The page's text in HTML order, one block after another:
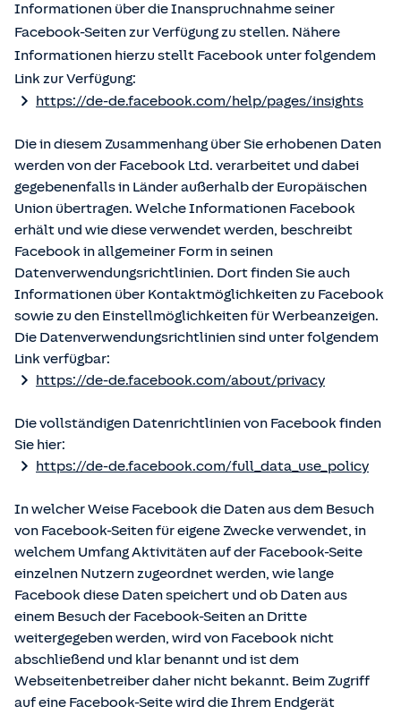
Informationen über die Inanspruchnahme seiner
Facebook-Seiten zur Verfügung zu stellen. Nähere
Informationen hierzu stellt Facebook unter folgendem
Link zur Verfügung:
https://de-de.facebook.com/help/pages/insights
Die in diesem Zusammenhang über Sie erhobenen Daten
werden von der Facebook Ltd. verarbeitet und dabei
gegebenenfalls in Länder außerhalb der Europäischen
Union übertragen. Welche Informationen Facebook
erhält und wie diese verwendet werden, beschreibt
Facebook in allgemeiner Form in seinen
Datenverwendungsrichtlinien. Dort finden Sie auch
Informationen über Kontaktmöglichkeiten zu Facebook
sowie zu den Einstellmöglichkeiten für Werbeanzeigen.
Die Datenverwendungsrichtlinien sind unter folgendem
Link verfügbar:
https://de-de.facebook.com/about/privacy
Die vollständigen Datenrichtlinien von Facebook finden
Sie hier:
https://de-de.facebook.com/full_data_use_policy
In welcher Weise Facebook die Daten aus dem Besuch
von Facebook-Seiten für eigene Zwecke verwendet, in
welchem Umfang Aktivitäten auf der Facebook-Seite
einzelnen Nutzern zugeordnet werden, wie lange
Facebook diese Daten speichert und ob Daten aus
einem Besuch der Facebook-Seiten an Dritte
weitergegeben werden, wird von Facebook nicht
abschließend und klar benannt und ist dem
Webseitenbetreiber daher nicht bekannt. Beim Zugriff
auf eine Facebook-Seite wird die Ihrem Endgerät